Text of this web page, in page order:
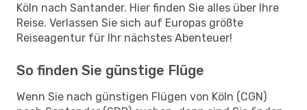
Köln nach Santander. Hier finden Sie alles über Ihre
Reise. Verlassen Sie sich auf Europas größte
Reiseagentur für Ihr nächstes Abenteuer!
So finden Sie günstige Flüge
Wenn Sie nach günstigen Flügen von Köln (CGN)